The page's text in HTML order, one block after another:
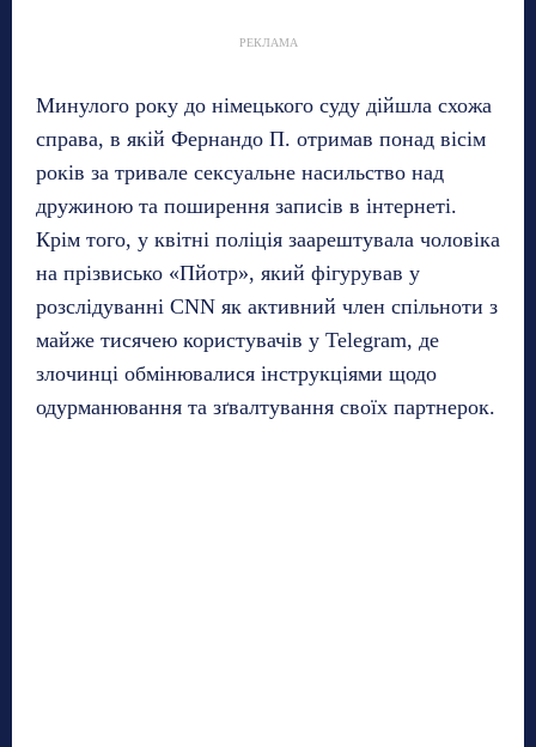
РЕКЛАМА
Минулого року до німецького суду дійшла схожа
справа, в якій Фернандо П. отримав понад вісім
років за тривале сексуальне насильство над
дружиною та поширення записів в інтернеті.
Крім того, у квітні поліція заарештувала чоловіка
на прізвисько «Пйотр», який фігурував у
розслідуванні CNN як активний член спільноти з
майже тисячею користувачів у Telegram, де
злочинці обмінювалися інструкціями щодо
одурманювання та зґвалтування своїх партнерок.